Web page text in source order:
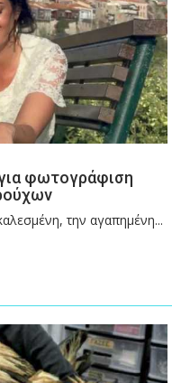
φωτογράφιση
την αγαπημένη...